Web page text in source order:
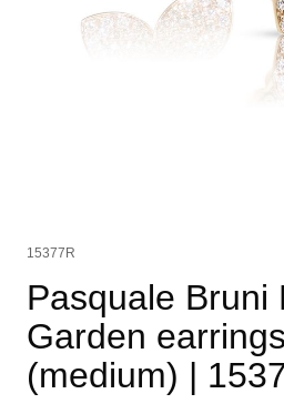
15377R
Pasquale Bruni
Garden
(medium) |